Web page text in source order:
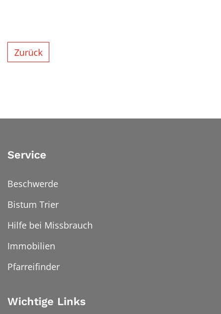
Zurück
Service
Beschwerde
Bistum Trier
Hilfe bei Missbrauch
Immobilien
Pfarreifinder
Wichtige Links